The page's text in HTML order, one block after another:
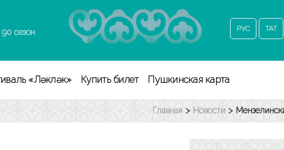
90 сезон РУС ТАТ
«Ләкләк» Купить билет Пушкинская карта
Главная > Новости >